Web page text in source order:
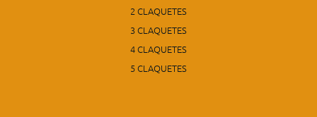
2 CLAQUETES
3 CLAQUETES
4 CLAQUETES
5 CLAQUETES